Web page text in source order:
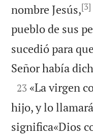
nombre Jesús,[3]
pueblo de sus
sucedió para
Señor había

23 «La virgen
hijo, y lo
significa«Dios